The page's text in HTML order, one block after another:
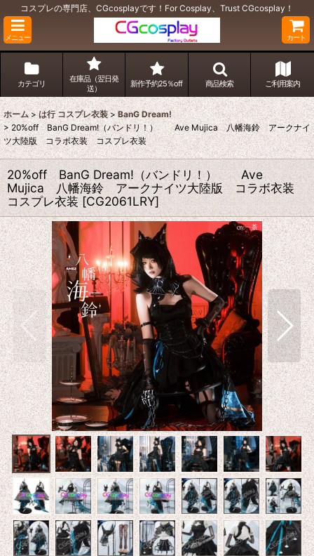
コスプレの専門店、CGcosplayです！For Cosplay、Trust CGcosplay！
メニュー カート
カテゴリ
在庫品（翌日発
送）
新作予約25％off 商品検索 ご利用案内
ホーム > は行 コスプレ衣装 > BanG Dream!
> 20%off BanG Dream!（バンドリ！） Ave Mujica 八幡海鈴 アークナイ
ツ大陸版 コラボ衣装 コスプレ衣装
20%off BanG Dream!（バンドリ！） Ave
Mujica 八幡海鈴 アークナイツ大陸版 コラボ衣装
コスプレ衣装 [CG2061LRY]